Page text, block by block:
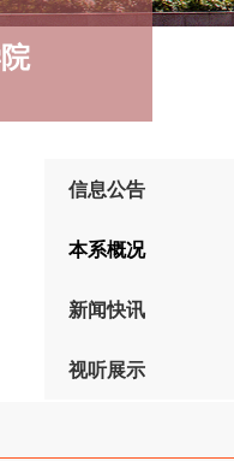
信息公告
本系概况
新闻快讯
视听展示